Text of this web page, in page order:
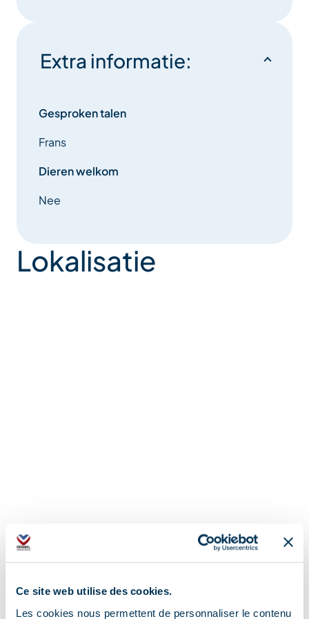
Ce site web utilise des cookies.
Les cookies nous permettent de personnaliser le contenu
Extra informatie:
Gesproken talen
Frans
Dieren welkom
Nee
Lokalisatie